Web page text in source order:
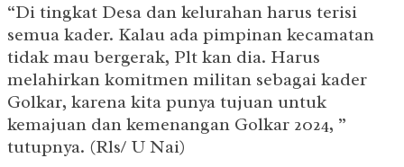
“Di tingkat Desa dan kelurahan harus terisi
semua kader. Kalau ada pimpinan kecamatan
tidak mau bergerak, Plt kan dia. Harus
melahirkan komitmen militan sebagai kader
Golkar, karena kita punya tujuan untuk
kemajuan dan kemenangan Golkar 2024, ”
tutupnya. (Rls/ U Nai)